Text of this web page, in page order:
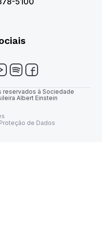
à Sociedade
Albert Einstein
de Dados